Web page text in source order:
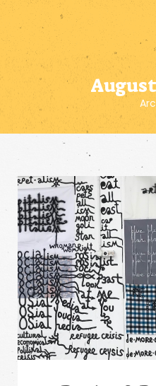
August